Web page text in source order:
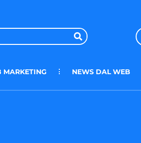
MARKETING NEWS DAL WEB